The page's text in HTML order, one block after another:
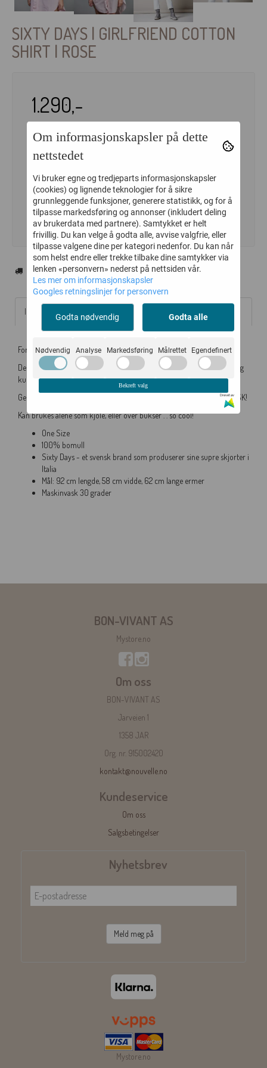
SIXTY DAYS | GIRLFRIEND COTTON
SHIRT | ROSE
1.290,-
Antall:
LEGG I HANDLEKURV
Informasjon
For en herlig skjorte!
Den beste bomullskvaliteten - her er det bare å krype inn og kjenne seg
kul & komfortabel!
Generøs størrelse for en avslappet stil - i en nydelig lys rosa farge .. ELSK!
Kan brukes alene som kjole, eller over bukser . . so cool!
One Size
100% bomull
Sixty Days - et svensk brand som produserer sine supre skjorter i
Italia
Mål: 92 cm lengde, 58 cm vidde, 62 cm lange ermer
Maskinvask 30 grader
BON-VIVANT AS
Mystore.no
Om oss
BON-VIVANT AS
Jarveien 1
1358 JAR
Org. nr. 915002420
kontakt@nouvelle.no
Kundeservice
Om oss
Salgsbetingelser
Nyhetsbrev
Meld meg på
Mystore.no
Om informasjonskapsler på dette
nettstedet
Vi bruker egne og tredjeparts informasjonskapsler
(cookies) og lignende teknologier for å sikre
grunnleggende funksjoner, generere statistikk, og for å
tilpasse markedsføring og annonser (inkludert deling
av brukerdata med partnere). Samtykket er helt
frivillig. Du kan velge å godta alle, avvise valgfrie, eller
tilpasse valgene dine per kategori nedenfor. Du kan når
som helst endre eller trekke tilbake dine samtykker via
lenken «personvern» nederst på nettsiden vår.
Les mer om informasjonskapsler
Googles retningslinjer for personvern
Godta nødvendig Godta alle
Nødvendig Analyse Markedsføring Målrettet Egendefinert
Bekreft valg
Drevet av